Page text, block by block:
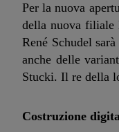
Per la nuova
della nuova filiale
René Schudel
anche delle
Stucki. Il re della
Costruzione